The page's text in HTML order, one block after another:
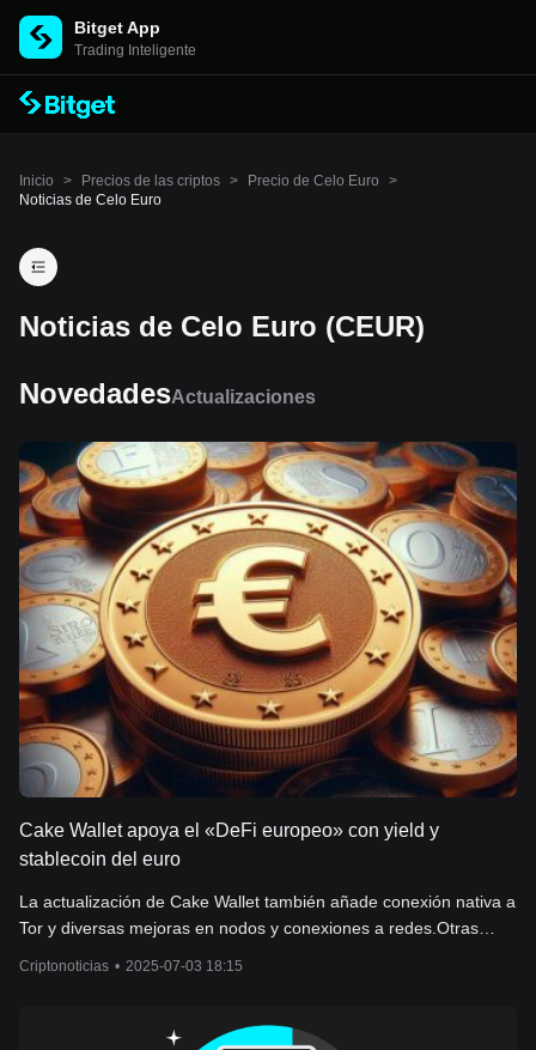
Bitget App
Trading Inteligente
Inicio > Precios de las criptos > Precio de Celo Euro
>
Noticias de Celo Euro
Noticias de Celo Euro (CEUR)
NovedadesActualizaciones
Cake Wallet apoya el «DeFi europeo» con yield y
stablecoin del euro
La actualización de Cake Wallet también añade conexión nativa a
Tor y diversas mejoras en nodos y conexiones a redes.Otras
Criptonoticias • 2025-07-03 18:15